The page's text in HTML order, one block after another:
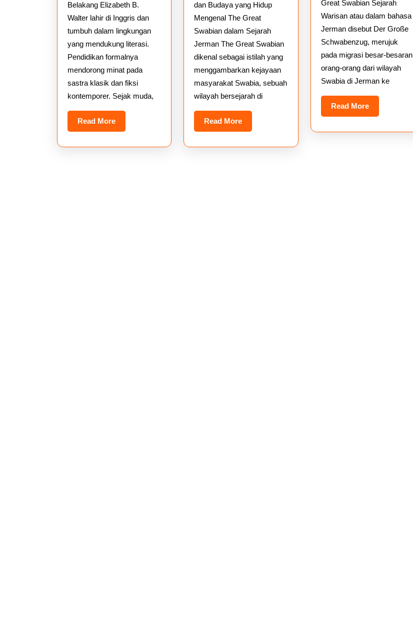
Inspiratif
Penulis
Belakang Elizabeth B.
Walter lahir di Inggris dan
tumbuh dalam lingkungan
yang mendukung literasi.
Pendidikan formalnya
mendorong minat pada
sastra klasik dan fiksi
kontemporer. Sejak muda,
Read MoreRead
More
yang
Hidup
dan Budaya yang Hidup
Mengenal The Great
Swabian dalam Sejarah
Jerman The Great Swabian
dikenal sebagai istilah yang
menggambarkan kejayaan
masyarakat Swabia, sebuah
wilayah bersejarah di
Read MoreRead
More
Great Swabian Sejarah
Warisan atau dalam bahasa
Jerman disebut Der Große
Schwabenzug, merujuk
pada migrasi besar-besaran
orang-orang dari wilayah
Swabia di Jerman ke
Read MoreRead
More